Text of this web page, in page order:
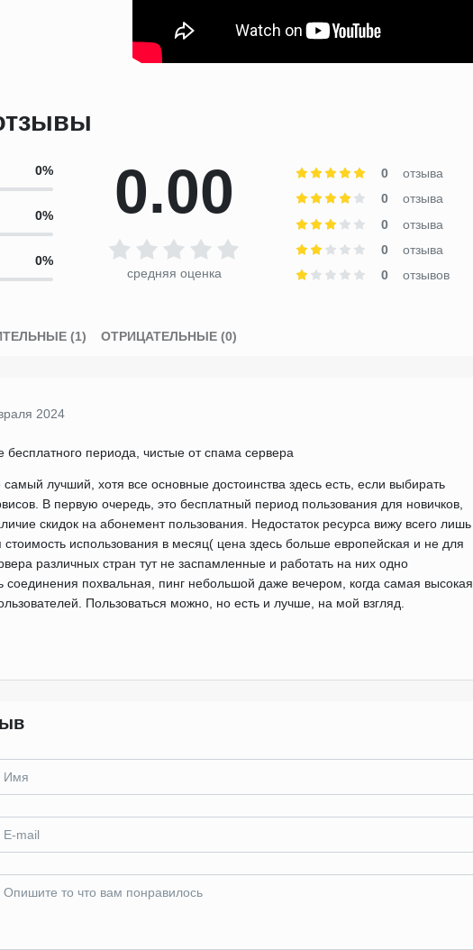
0.00
средняя оценка
0
отзыва
0
отзыва
0
отзыва
0
отзыва
0
отзывов
(1) ОТРИЦАТЕЛЬНЫЕ (0)
2024
бесплатного периода, чистые от спама сервера
лучший, хотя все основные достоинства здесь есть, если выбирать
В первую очередь, это бесплатный период пользования для новичков,
скидок на абонемент пользования. Недостаток ресурса вижу всего лишь
использования в месяц( цена здесь больше европейская и не для
различных стран тут не заспамленные и работать на них одно
соединения похвальная, пинг небольшой даже вечером, когда самая высокая
Пользоваться можно, но есть и лучше, на мой взгляд.